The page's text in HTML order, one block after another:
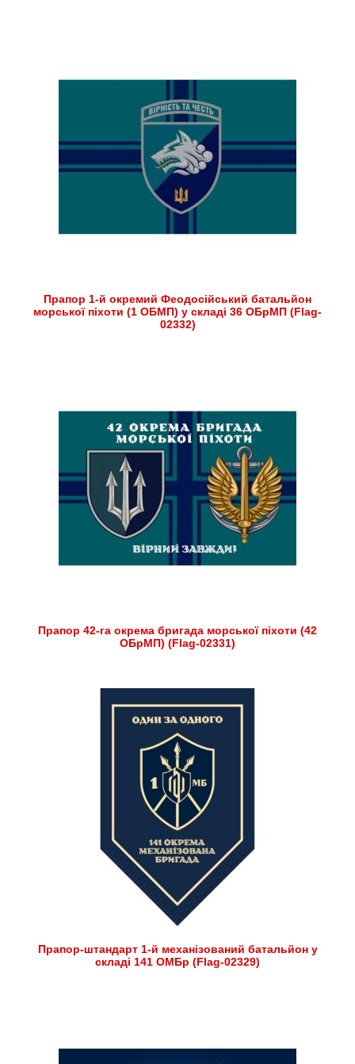
Прапор 1-й окремий Феодосійський батальйон
морської піхоти (1 ОБМП) у складі 36 ОБрМП (Flag-
02332)
Прапор 42-га окрема бригада морської піхоти (42
ОБрМП) (Flag-02331)
Прапор-штандарт 1-й механізований батальйон у
складі 141 ОМБр (Flag-02329)